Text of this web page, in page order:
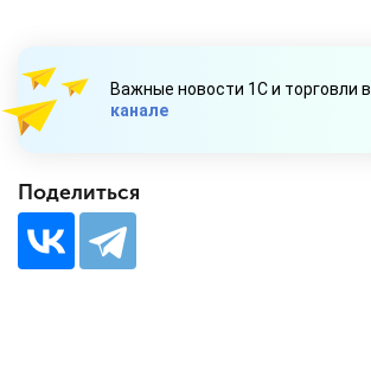
Важные новости 1С и торговли в
канале
Поделиться